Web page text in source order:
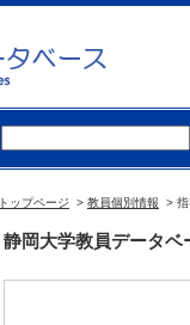
トップページ > 教員個別情報 >
静岡大学教員データベ